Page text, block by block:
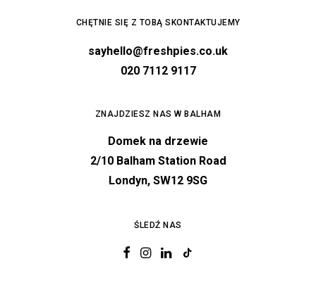
CHĘTNIE SIĘ Z TOBĄ SKONTAKTUJEMY
sayhello@freshpies.co.uk
020 7112 9117
ZNAJDZIESZ NAS W BALHAM
Domek na drzewie
2/10 Balham Station Road
Londyn, SW12 9SG
ŚLEDŹ NAS